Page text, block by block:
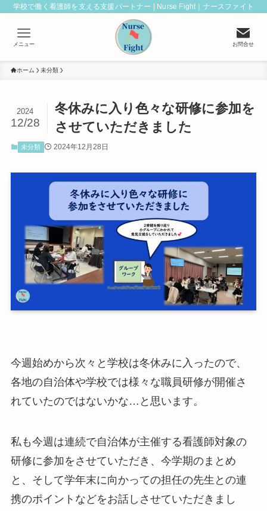
学校で働く看護師を支える支援パートナー | Nurse Fight｜ナースファイト
お問合せ
メニュー
ホーム 未分類
冬休みに入り色々な研修に参加を
させていただきました
2024
12/28
未分類 2024年12月28日
今週始めから次々と学校は冬休みに入ったので、
各地の自治体や学校では様々な職員研修が開催さ
れていたのではないかな…と思います。
私も今週は連続で自治体が主催する看護師対象の
研修に参加をさせていただき、今学期のまとめ
と、そして学年末に向かっての担任の先生との連
携のポイントなどをお話しさせていただきまし